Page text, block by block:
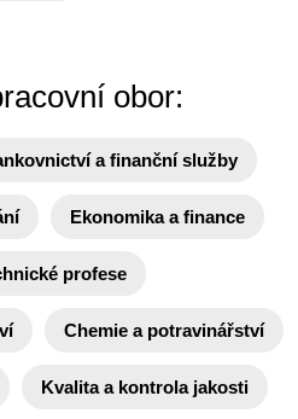
obor:
a finanční služby
Ekonomika a finance
profese
Chemie a potravinářství
Kvalita a kontrola jakosti